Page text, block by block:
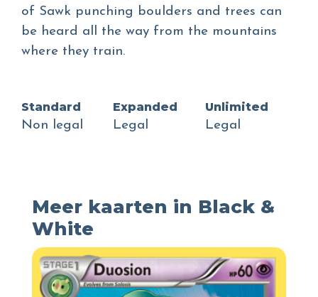
of Sawk punching boulders and trees can
be heard all the way from the mountains
where they train.
Standard
Non legal
Expanded
Legal
Unlimited
Legal
Meer kaarten in Black &
White